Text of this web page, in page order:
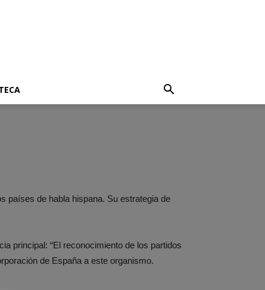
países de habla hispana. Su estrategia de
principal: “El reconocimiento de los partidos
de España a este organismo.